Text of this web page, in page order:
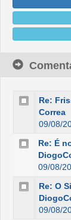
Re:
Correa
09/08/
Re: É
09/08/
Re: O
09/08/